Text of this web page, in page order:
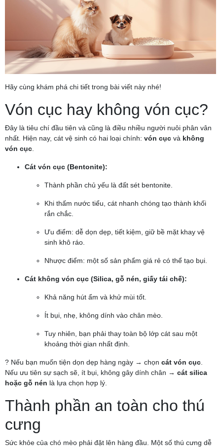
Hãy cùng khám phá chi tiết trong bài viết này nhé!
Vón cục hay không vón cục?
Đây là tiêu chí đầu tiên và cũng là điều nhiều người nuôi phân vân
nhất. Hiện nay, cát vệ sinh có hai loại chính: vón cục và không
vón cục
Cát vón cục (Bentonite):
Thành phần chủ yếu là đất sét bentonite.
Khi thấm nước tiểu, cát nhanh chóng tạo thành khối
rắn chắc.
Ưu điểm: dễ dọn dẹp, tiết kiệm, giữ bề mặt khay vệ
sinh khô ráo.
Nhược điểm: một số sản phẩm giá rẻ có thể tạo bụi.
Cát không vón cục (Silica, gỗ nén, giấy tái chế):
Khả năng hút ẩm và khử mùi tốt.
Ít bụi, nhẹ, không dính vào chân mèo.
Tuy nhiên, bạn phải thay toàn bộ lớp cát sau một
khoảng thời gian nhất định.
? Nếu bạn muốn tiện dọn dẹp hàng ngày → chọn cát vón cục
Nếu ưu tiên sự sạch sẽ, ít bụi, không gây dính chân → cát silica
hoặc gỗ nén là lựa chọn hợp lý.
Thành phần an toàn cho thú
cưng
Sức khỏe của chó mèo phải đặt lên hàng đầu. Một số thú cưng dễ